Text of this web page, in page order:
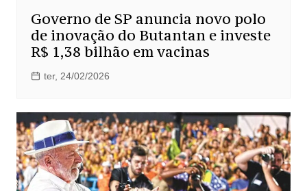
Governo de SP anuncia novo polo
de inovação do Butantan e investe
R$ 1,38 bilhão em vacinas
ter, 24/02/2026